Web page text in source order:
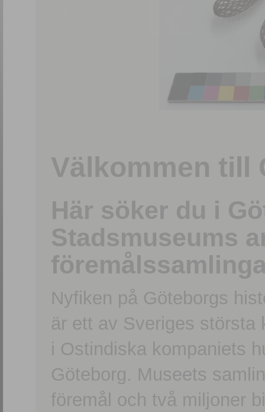
Välkommen till
Här söker du i
Stadsmuseums
Nyfiken på Göteborgs
är ett av Sveriges största
i Ostindiska kompaniets
Göteborg. Museets
föremål och två miljoner